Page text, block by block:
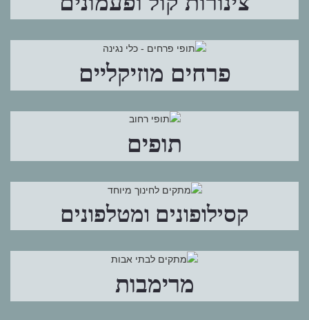
פרחים מוזיקליים
תופים
קסילופונים ומטלפונים
מרימבות